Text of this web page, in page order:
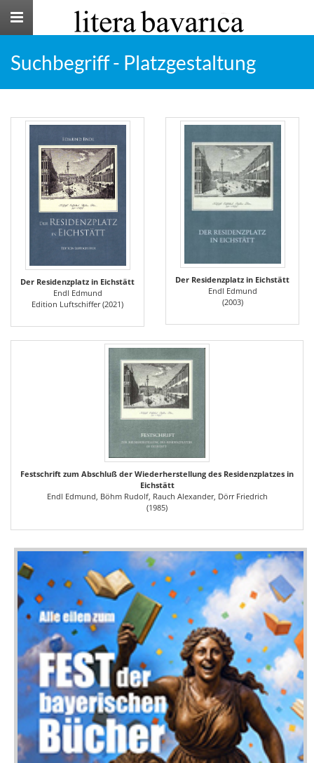
Toggle
Suchbegriff - Platzgestaltung
Der Residenzplatz in Eichstätt
Endl Edmund
Edition Luftschiffer (2021)
Der Residenzplatz in Eichstätt
Endl Edmund
(2003)
Festschrift zum Abschluß der Wiederherstellung des Residenzplatzes in
Eichstätt
Endl Edmund, Böhm Rudolf, Rauch Alexander, Dörr Friedrich
(1985)